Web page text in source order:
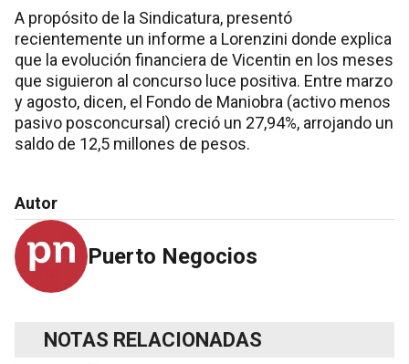
A propósito de la Sindicatura, presentó
recientemente un informe a Lorenzini donde explica
que la evolución financiera de Vicentin en los meses
que siguieron al concurso luce positiva. Entre marzo
y agosto, dicen, el Fondo de Maniobra (activo menos
pasivo posconcursal) creció un 27,94%, arrojando un
saldo de 12,5 millones de pesos.
Autor
Puerto Negocios
NOTAS RELACIONADAS